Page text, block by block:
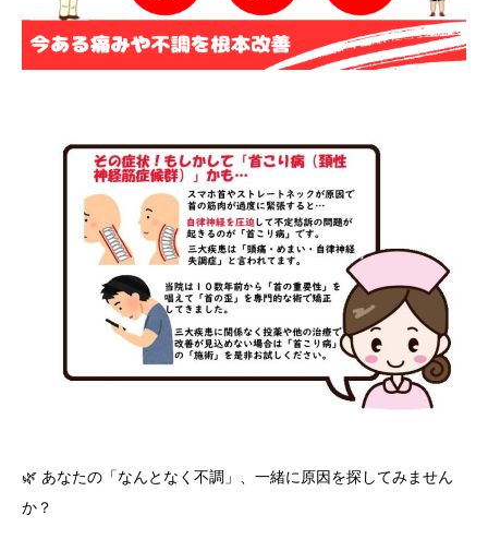
🌿 あなたの「なんとなく不調」、一緒に原因を探してみません
か？